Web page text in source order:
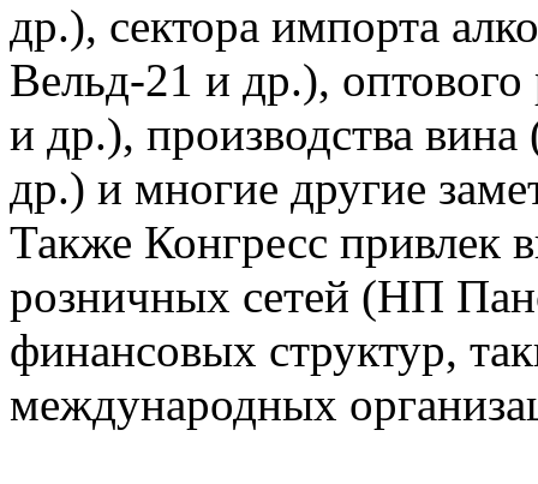
др.), сектора импорта
Вельд-21 и др.),
и др.), производства
др.) и многие другие
Также Конгресс привлек
розничных сетей (НП
финансовых структур,
международных